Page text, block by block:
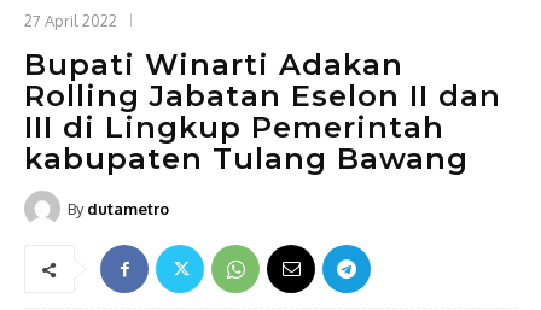
27 April 2022
Bupati Winarti Adakan
Rolling Jabatan Eselon II dan
III di Lingkup Pemerintah
kabupaten Tulang Bawang
By dutametro